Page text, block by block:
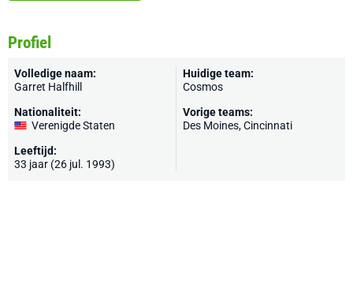
Profiel
Volledige naam:
Garret Halfhill
Nationaliteit:
Verenigde Staten
Leeftijd:
33 jaar (26 jul. 1993)
Huidige team:
Cosmos
Vorige teams:
Des Moines,Cincinnati